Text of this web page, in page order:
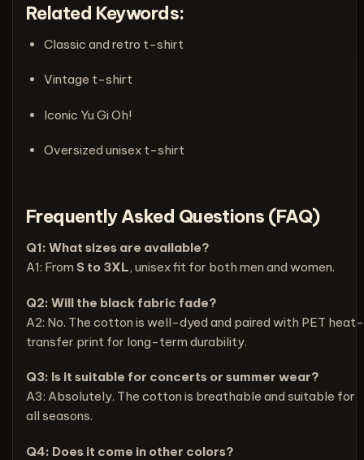
Related Keywords:
Classic and retro t-shirt
Vintage t-shirt
Iconic Yu Gi Oh!
Oversized unisex t-shirt
Frequently Asked Questions (FAQ)
Q1: What sizes are available?
A1: From S to 3XL, unisex fit for both men and women.
Q2: Will the black fabric fade?
A2: No. The cotton is well-dyed and paired with PET heat-
transfer print for long-term durability.
Q3: Is it suitable for concerts or summer wear?
A3: Absolutely. The cotton is breathable and suitable for
all seasons.
Q4: Does it come in other colors?